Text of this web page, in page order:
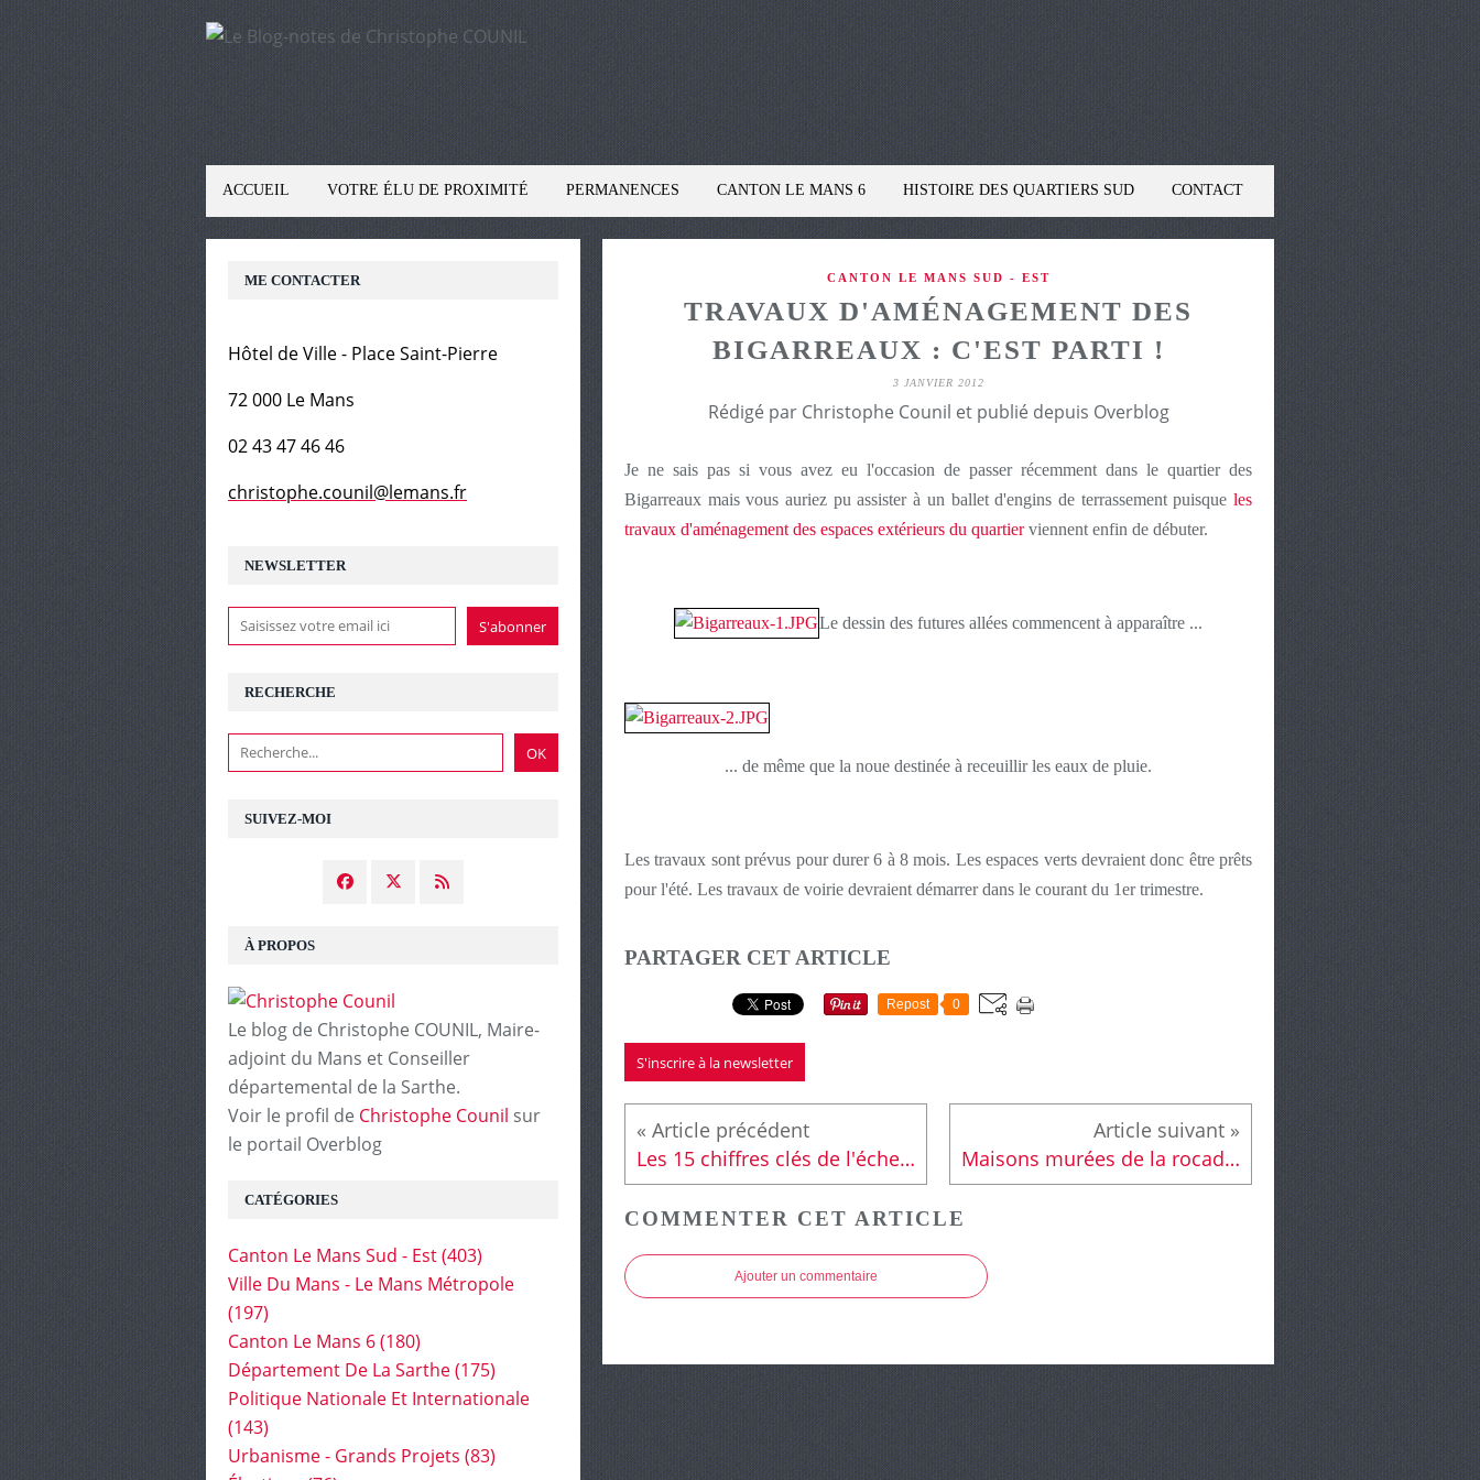
ACCUEIL VOTRE ÉLU DE PROXIMITÉ PERMANENCES CANTON LE MANS 6 HISTOIRE DES QUARTIERS SUD CONTACT
CANTON LE MANS SUD - EST
TRAVAUX D'AMÉNAGEMENT DES
BIGARREAUX : C'EST PARTI !
3 JANVIER 2012
Rédigé par Christophe Counil et publié depuis Overblog
Je ne sais pas si vous avez eu l'occasion de passer récemment dans le quartier des
Bigarreaux mais vous auriez pu assister à un ballet d'engins de terrassement puisque les
travaux d'aménagement des espaces extérieurs du quartierviennent enfin de débuter.
Le dessin des futures allées commencent à apparaître ...
... de même que la noue destinée à receuillir les eaux de pluie.
Les travaux sont prévus pour durer 6 à 8 mois. Les espaces verts devraient donc être prêts
pour l'été. Les travaux de voirie devraient démarrer dans le courant du 1er trimestre.
PARTAGER CET ARTICLE
Repost 0
S'inscrire à la newsletter
Les 15 chiffres clés de l'échec de Sarkozy. Maisons murées de la rocade : le dossier progresse enfin !
COMMENTER CET ARTICLE
Ajouter un commentaire
NEWSLETTER
SUIVEZ-MOI
RECHERCHE
À PROPOS
Le blog de Christophe COUNIL, Maire-
adjoint du Mans et Conseiller
départemental de la Sarthe.
Voir le profil de Christophe Counil sur
le portail Overblog
CATÉGORIES
Canton Le Mans Sud - Est(403)
Ville Du Mans - Le Mans Métropole
(197)
Canton Le Mans 6(180)
Département De La Sarthe(175)
Politique Nationale Et Internationale
(143)
Urbanisme - Grands Projets (83)
ME CONTACTER
Hôtel de Ville - Place Saint-Pierre
72 000 Le Mans
02 43 47 46 46
christophe.counil@lemans.fr